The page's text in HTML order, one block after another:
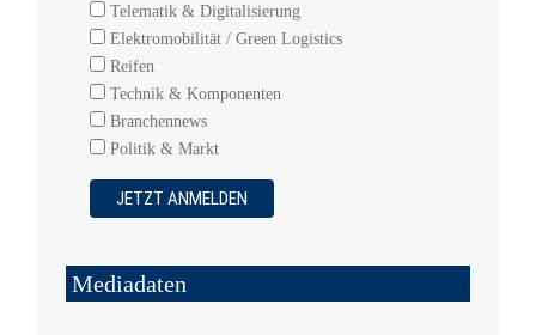
Telematik & Digitalisierung
Elektromobilität / Green Logistics
Reifen
Technik & Komponenten
Branchennews
Politik & Markt
Mediadaten